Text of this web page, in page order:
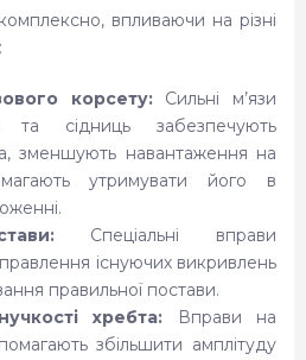
впливаючи на різні
корсету:Сильні м’язи
сідниць забезпечують
зменшують навантаження на
утримувати його в
Спеціальні вправи
існуючих викривлень
правильної постави.
хребта: Вправи на
збільшити амплітуду